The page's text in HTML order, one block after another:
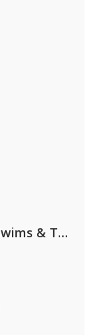
David Guetta, Teddy Swims & Tones And I